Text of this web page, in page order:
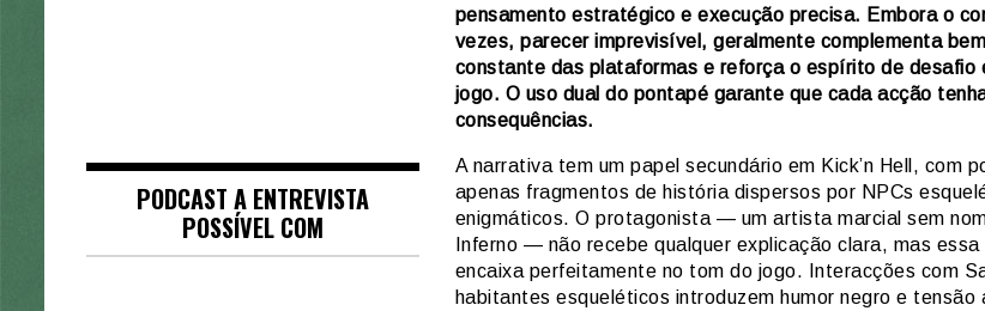
pensamento estratégico e execução precisa. Embora o
vezes, parecer imprevisível, geralmente complementa
constante das plataformas e reforça o espírito de desafio
jogo. O uso dual do pontapé garante que cada acção
consequências.
A narrativa tem um papel secundário em Kick’n Hell, com
apenas fragmentos de história dispersos por NPCs
enigmáticos. O protagonista — um artista marcial sem
Inferno — não recebe qualquer explicação clara, mas essa
encaixa perfeitamente no tom do jogo. Interacções com
habitantes esqueléticos introduzem humor negro e tensão
PODCAST A ENTREVISTA
POSSÍVEL COM